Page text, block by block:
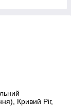
Кривий Ріг,